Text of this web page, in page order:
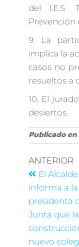
del I.E.S.
Prevención
9. La
implica la
casos no
resueltos a
10. El
desiertos.
Publicado en
ANTERIOR
El Alcalde
informa a la
presidenta
Junta que la
nuevo